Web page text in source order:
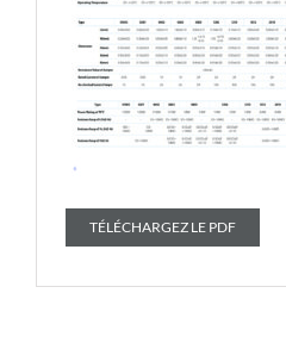
TÉLÉCHARGEZ LE PDF